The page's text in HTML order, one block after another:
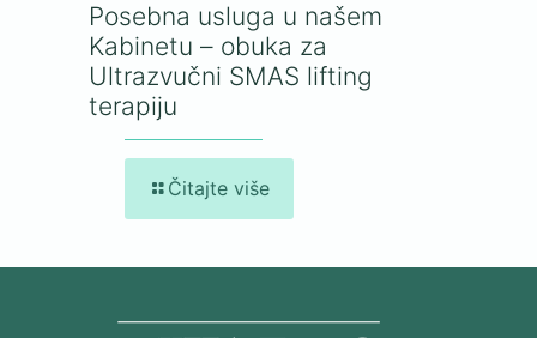
Posebna usluga u našem
Kabinetu – obuka za
Ultrazvučni SMAS lifting
terapiju
Čitajte više